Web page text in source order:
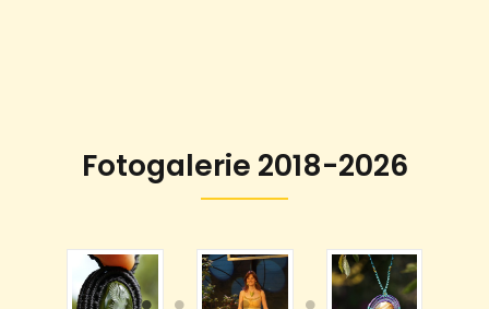
Fotogalerie 2018-2026